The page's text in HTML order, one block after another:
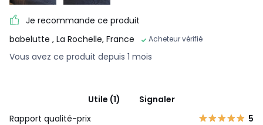
Je recommande ce produit
babelutte , La Rochelle, France Acheteur vérifié
Vous avez ce produit depuis 1 mois
Utile (1)
Signaler
Rapport qualité-prix
5